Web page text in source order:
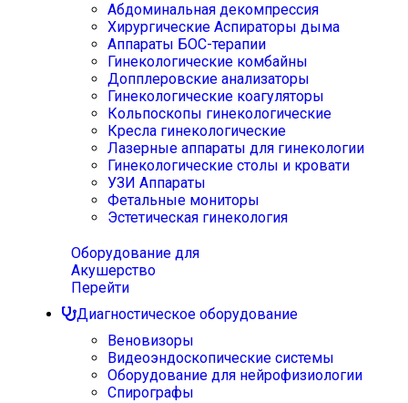
Абдоминальная декомпрессия
Хирургические Аспираторы дыма
Аппараты БОС-терапии
Гинекологические комбайны
Допплеровские анализаторы
Гинекологические коагуляторы
Кольпоскопы гинекологические
Кресла гинекологические
Лазерные аппараты для гинекологии
Гинекологические столы и кровати
УЗИ Аппараты
Фетальные мониторы
Эстетическая гинекология
Оборудование для
Акушерство
Перейти
Диагностическое оборудование
Веновизоры
Видеоэндоскопические системы
Оборудование для нейрофизиологии
Спирографы